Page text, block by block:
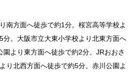
南方面へ徒歩で約1分。桜宮高等学校よ
分。大阪市立大東小学校より北東方面へ
より東方面へ徒歩で約2分。JRおおさ
り北西方面へ徒歩で約5分。赤川公園よ